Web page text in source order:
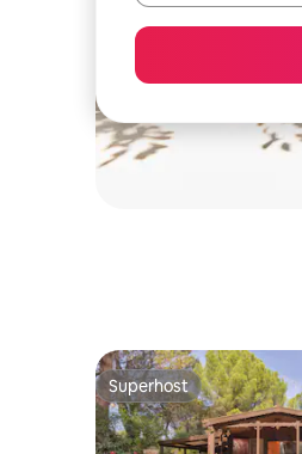
Superhost
Superhost